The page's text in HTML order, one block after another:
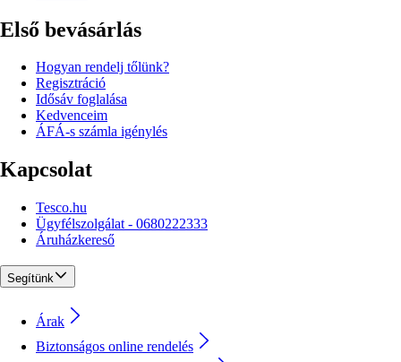
Első bevásárlás
Hogyan rendelj tőlünk?
Regisztráció
Idősáv foglalása
Kedvenceim
ÁFÁ-s számla igénylés
Kapcsolat
Tesco.hu
Ügyfélszolgálat - 0680222333
Áruházkereső
Segítünk
Árak
Biztonságos online rendelés